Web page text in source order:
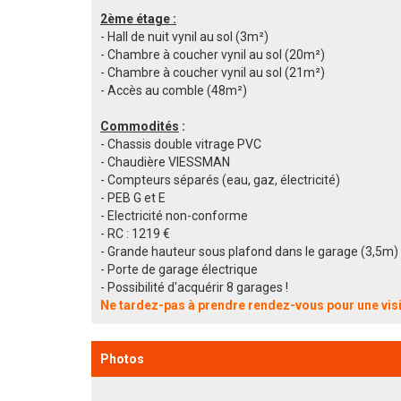
2ème étage :
- Hall de nuit vynil au sol (3m²)
- Chambre à coucher vynil au sol (20m²)
- Chambre à coucher vynil au sol (21m²)
- Accès au comble (48m²)
Commodités :
- Chassis double vitrage PVC
- Chaudière VIESSMAN
- Compteurs séparés (eau, gaz, électricité)
- PEB G et E
- Electricité non-conforme
- RC : 1219 €
- Grande hauteur sous plafond dans le garage (3,5m)
- Porte de garage électrique
- Possibilité d'acquérir 8 garages !
Ne tardez-pas à prendre rendez-vous pour une
Photos